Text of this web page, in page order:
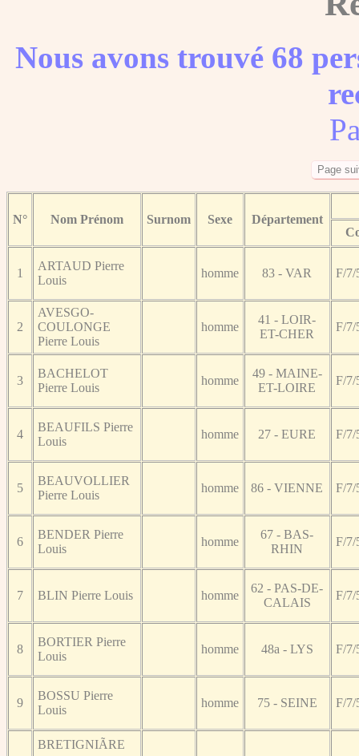
Nous avons trouvé 68
N° Nom Prénom Surnom Sexe
Département
1
ARTAUD Pierre
Louis
homme 83 - VAR F/7/
2
AVESGO-
COULONGE
Pierre Louis
homme
41 - LOIR-
ET-CHER
F/7/
3
BACHELOT
Pierre Louis
homme
49 - MAINE-
ET-LOIRE
F/7/
4
BEAUFILS Pierre
Louis
homme 27 - EURE F/7/
5
BEAUVOLLIER
Pierre Louis
homme 86 - VIENNE F/7/
6
BENDER Pierre
Louis
homme
67 - BAS-
RHIN
F/7/
7 BLIN Pierre Louis homme
62 - PAS-DE-
CALAIS
F/7/
8
BORTIER Pierre
Louis
homme 48a - LYS F/7/
9
BOSSU Pierre
Louis
homme 75 - SEINE F/7/
BRETIGNIÃRE